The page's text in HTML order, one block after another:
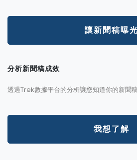
讓新聞稿曝光
分析新聞稿成效
透過Trek數據平台的分析讓您知道你的新聞
我想了解